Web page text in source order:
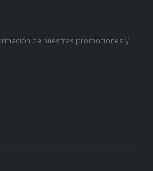
de nuestras promociones y